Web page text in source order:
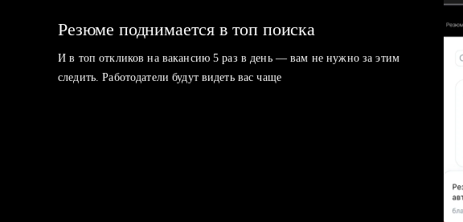
Резюме поднимается в топ поиска
И в топ откликов на вакансию 5 раз в день — вам не нужно за этим
следить. Работодатели будут видеть вас чаще